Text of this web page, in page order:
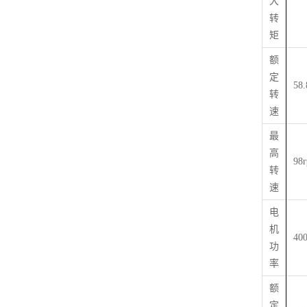
转
矩
额
定
转
速
最
高
转
速
电
机
功
率
额